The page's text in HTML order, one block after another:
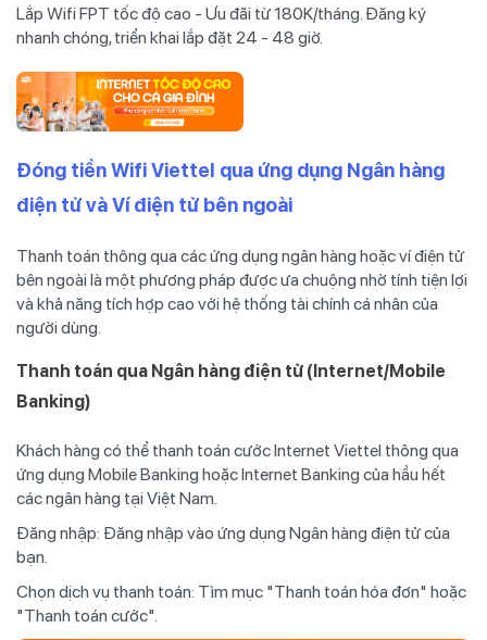
Lắp Wifi FPT tốc độ cao - Ưu đãi từ 180K/tháng. Đăng ký
nhanh chóng, triển khai lắp đặt 24 - 48 giờ.
Đóng tiền Wifi Viettel qua ứng dụng Ngân hàng
điện tử và Ví điện tử bên ngoài
Thanh toán thông qua các ứng dụng ngân hàng hoặc ví điện tử
bên ngoài là một phương pháp được ưa chuộng nhờ tính tiện lợi
và khả năng tích hợp cao với hệ thống tài chính cá nhân của
người dùng.
Thanh toán qua Ngân hàng điện tử (Internet/Mobile
Banking)
Khách hàng có thể thanh toán cước Internet Viettel thông qua
ứng dụng Mobile Banking hoặc Internet Banking của hầu hết
các ngân hàng tại Việt Nam.
Đăng nhập: Đăng nhập vào ứng dụng Ngân hàng điện tử của
bạn.
Chọn dịch vụ thanh toán: Tìm mục "Thanh toán hóa đơn" hoặc
"Thanh toán cước".